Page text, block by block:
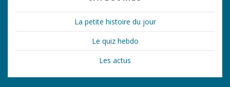
La petite histoire du jour
Le quiz hebdo
Les actus